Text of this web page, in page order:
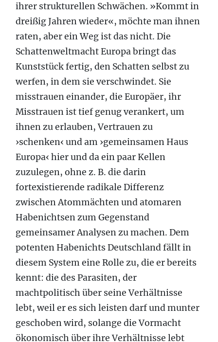
ihrer strukturellen Schwächen. »Kommt in
dreißig Jahren wieder«, möchte man ihnen
raten, aber ein Weg ist das nicht. Die
Schattenweltmacht Europa bringt das
Kunststück fertig, den Schatten selbst zu
werfen, in dem sie verschwindet. Sie
misstrauen einander, die Europäer, ihr
Misstrauen ist tief genug verankert, um
ihnen zu erlauben, Vertrauen zu
›schenken‹ und am ›gemeinsamen Haus
Europa‹ hier und da ein paar Kellen
zuzulegen, ohne z. B. die darin
fortexistierende radikale Differenz
zwischen Atommächten und atomaren
Habenichtsen zum Gegenstand
gemeinsamer Analysen zu machen. Dem
potenten Habenichts Deutschland fällt in
diesem System eine Rolle zu, die er bereits
kennt: die des Parasiten, der
machtpolitisch über seine Verhältnisse
lebt, weil er es sich leisten darf und munter
geschoben wird, solange die Vormacht
ökonomisch über ihre Verhältnisse lebt